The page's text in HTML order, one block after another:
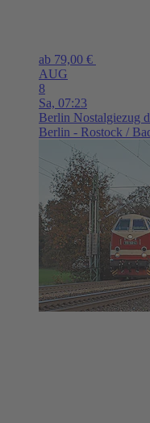
ab 79,00 €
AUG
8
Sa, 07:23
Berlin Nostalgiezug
Berlin - Rostock /